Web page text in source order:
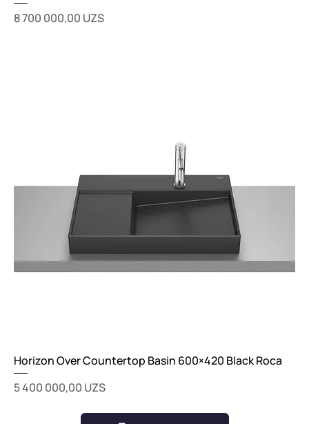
Цена
8 700 000,00 UZS
Horizon Over Countertop Basin 600×420 Black Roca
Цена
5 400 000,00 UZS